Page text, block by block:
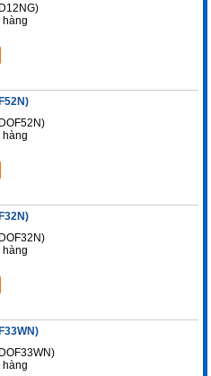
hàng
hàng
hàng
hàng